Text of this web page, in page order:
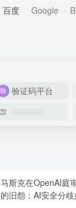
百度 Google
验证码平台
马斯克在OpenAI庭
的旧怨：AI安全分